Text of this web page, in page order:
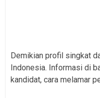
Demikian profil singkat
Indonesia. Informasi di
kandidat, cara melamar